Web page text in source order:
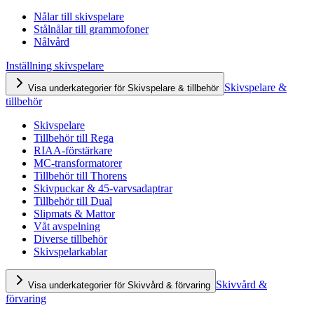
Nålar till skivspelare
Stålnålar till grammofoner
Nålvård
Inställning skivspelare
Visa underkategorier för Skivspelare & tillbehör Skivspelare &
tillbehör
Skivspelare
Tillbehör till Rega
RIAA-förstärkare
MC-transformatorer
Tillbehör till Thorens
Skivpuckar & 45-varvsadaptrar
Tillbehör till Dual
Slipmats & Mattor
Våt avspelning
Diverse tillbehör
Skivspelarkablar
Visa underkategorier för Skivvård & förvaring Skivvård &
förvaring